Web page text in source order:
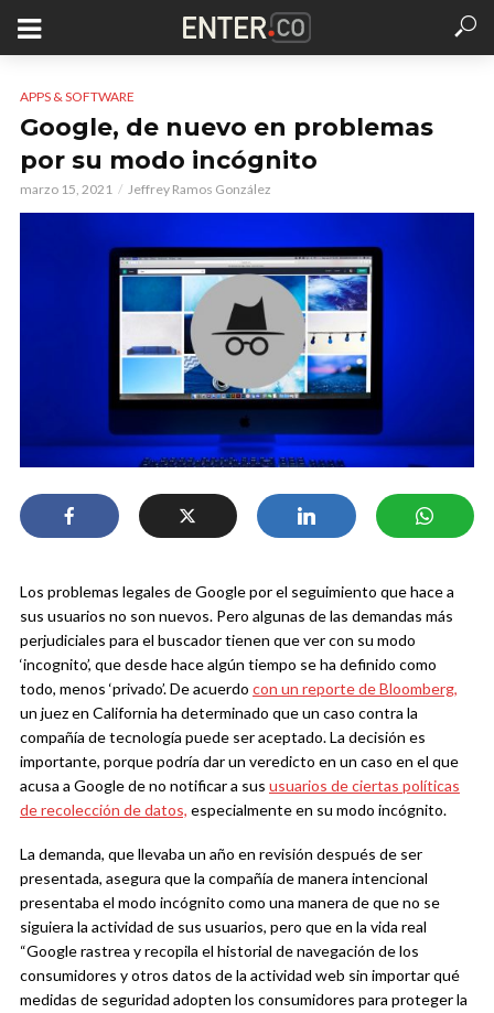
APPS & SOFTWARE
Google, de nuevo en problemas
por su modo incógnito
marzo 15, 2021 Jeffrey Ramos González
Los problemas legales de Google por el seguimiento que hace a
sus usuarios no son nuevos. Pero algunas de las demandas más
perjudiciales para el buscador tienen que ver con su modo
‘incognito’, que desde hace algún tiempo se ha definido como
todo, menos ‘privado’. De acuerdo con un reporte de Bloomberg,
un juez en California ha determinado que un caso contra la
compañía de tecnología puede ser aceptado. La decisión es
importante, porque podría dar un veredicto en un caso en el que
acusa a Google de no notificar a sus usuarios de ciertas políticas
de recolección de datos, especialmente en su modo incógnito.
La demanda, que llevaba un año en revisión después de ser
presentada, asegura que la compañía de manera intencional
presentaba el modo incógnito como una manera de que no se
siguiera la actividad de sus usuarios, pero que en la vida real
“Google rastrea y recopila el historial de navegación de los
consumidores y otros datos de la actividad web sin importar qué
medidas de seguridad adopten los consumidores para proteger la